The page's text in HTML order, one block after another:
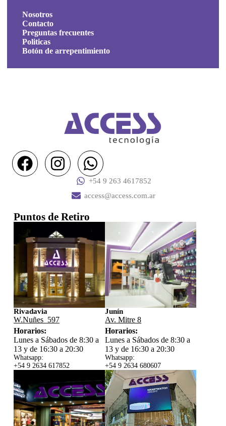
Nosotros
Contacto
Preguntas frecuentes
Politicas
Botón de arrepentimiento
+54 9 263 4617852
access@access.com.ar
Puntos de Retiro
Rivadavia
W.Nuñes 597
Horarios:
Lunes a Sábados de 8:30 a
13 y de 16:30 a 20:30
Whatsapp:
+54 9 2634 617852
Junín
Av. Mitre 8
Horarios:
Lunes a Sábados de 8:30 a
13 y de 16:30 a 20:30
Whatsapp:
+54 9 2634 680607